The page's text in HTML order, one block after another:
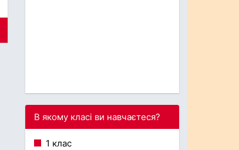
В якому класі ви навчаєтеся?
1 клас